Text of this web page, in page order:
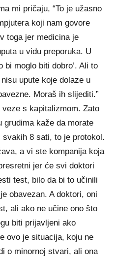
mi pričaju, “To je užasno
koji nam govore
toga jer medicina je
u vidu preporuka. U
bi moglo biti dobro’. Ali to
upute koje dolaze u
Moraš ih slijediti.”
s kapitalizmom. Zato
grudima kaže da morate
8 sati, to je protokol.
a vi ste kompanija koja
jer će svi doktori
test, bilo da bi to učinili
obavezan. A doktori, oni
ali ako ne učine ono što
biti prijavljeni ako
ovo je situacija, koju ne
o minornoj stvari, ali ona